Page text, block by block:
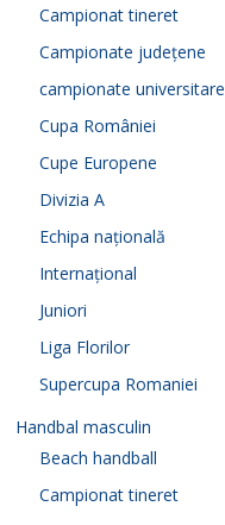
Campionat tineret
Campionate județene
campionate universitare
Cupa României
Cupe Europene
Divizia A
Echipa națională
Internațional
Juniori
Liga Florilor
Supercupa Romaniei
Handbal masculin
Beach handball
Campionat tineret